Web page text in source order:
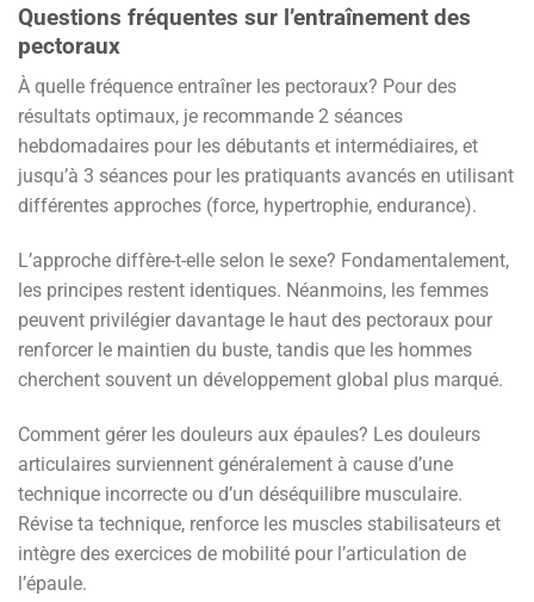
Questions fréquentes sur l’entraînement des
pectoraux
À quelle fréquence entraîner les pectoraux? Pour des
résultats optimaux, je recommande 2 séances
hebdomadaires pour les débutants et intermédiaires, et
jusqu’à 3 séances pour les pratiquants avancés en utilisant
différentes approches (force, hypertrophie, endurance).
L’approche diffère-t-elle selon le sexe? Fondamentalement,
les principes restent identiques. Néanmoins, les femmes
peuvent privilégier davantage le haut des pectoraux pour
renforcer le maintien du buste, tandis que les hommes
cherchent souvent un développement global plus marqué.
Comment gérer les douleurs aux épaules? Les douleurs
articulaires surviennent généralement à cause d’une
technique incorrecte ou d’un déséquilibre musculaire.
Révise ta technique, renforce les muscles stabilisateurs et
intègre des exercices de mobilité pour l’articulation de
l’épaule.